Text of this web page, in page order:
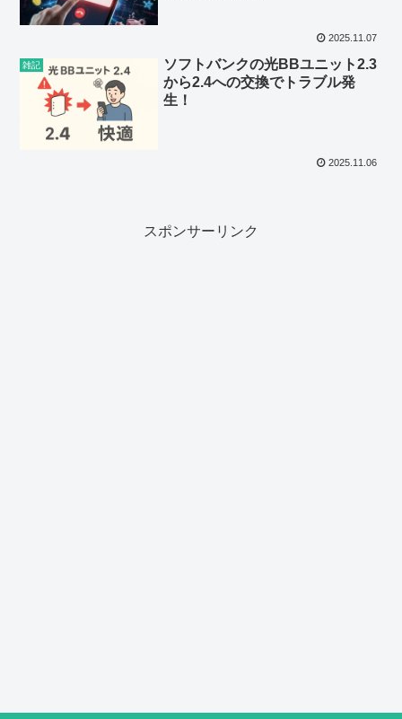
2025.11.07
雑記
ソフトバンクの光BBユニット2.3
から2.4への交換でトラブル発
生！
2025.11.06
スポンサーリンク